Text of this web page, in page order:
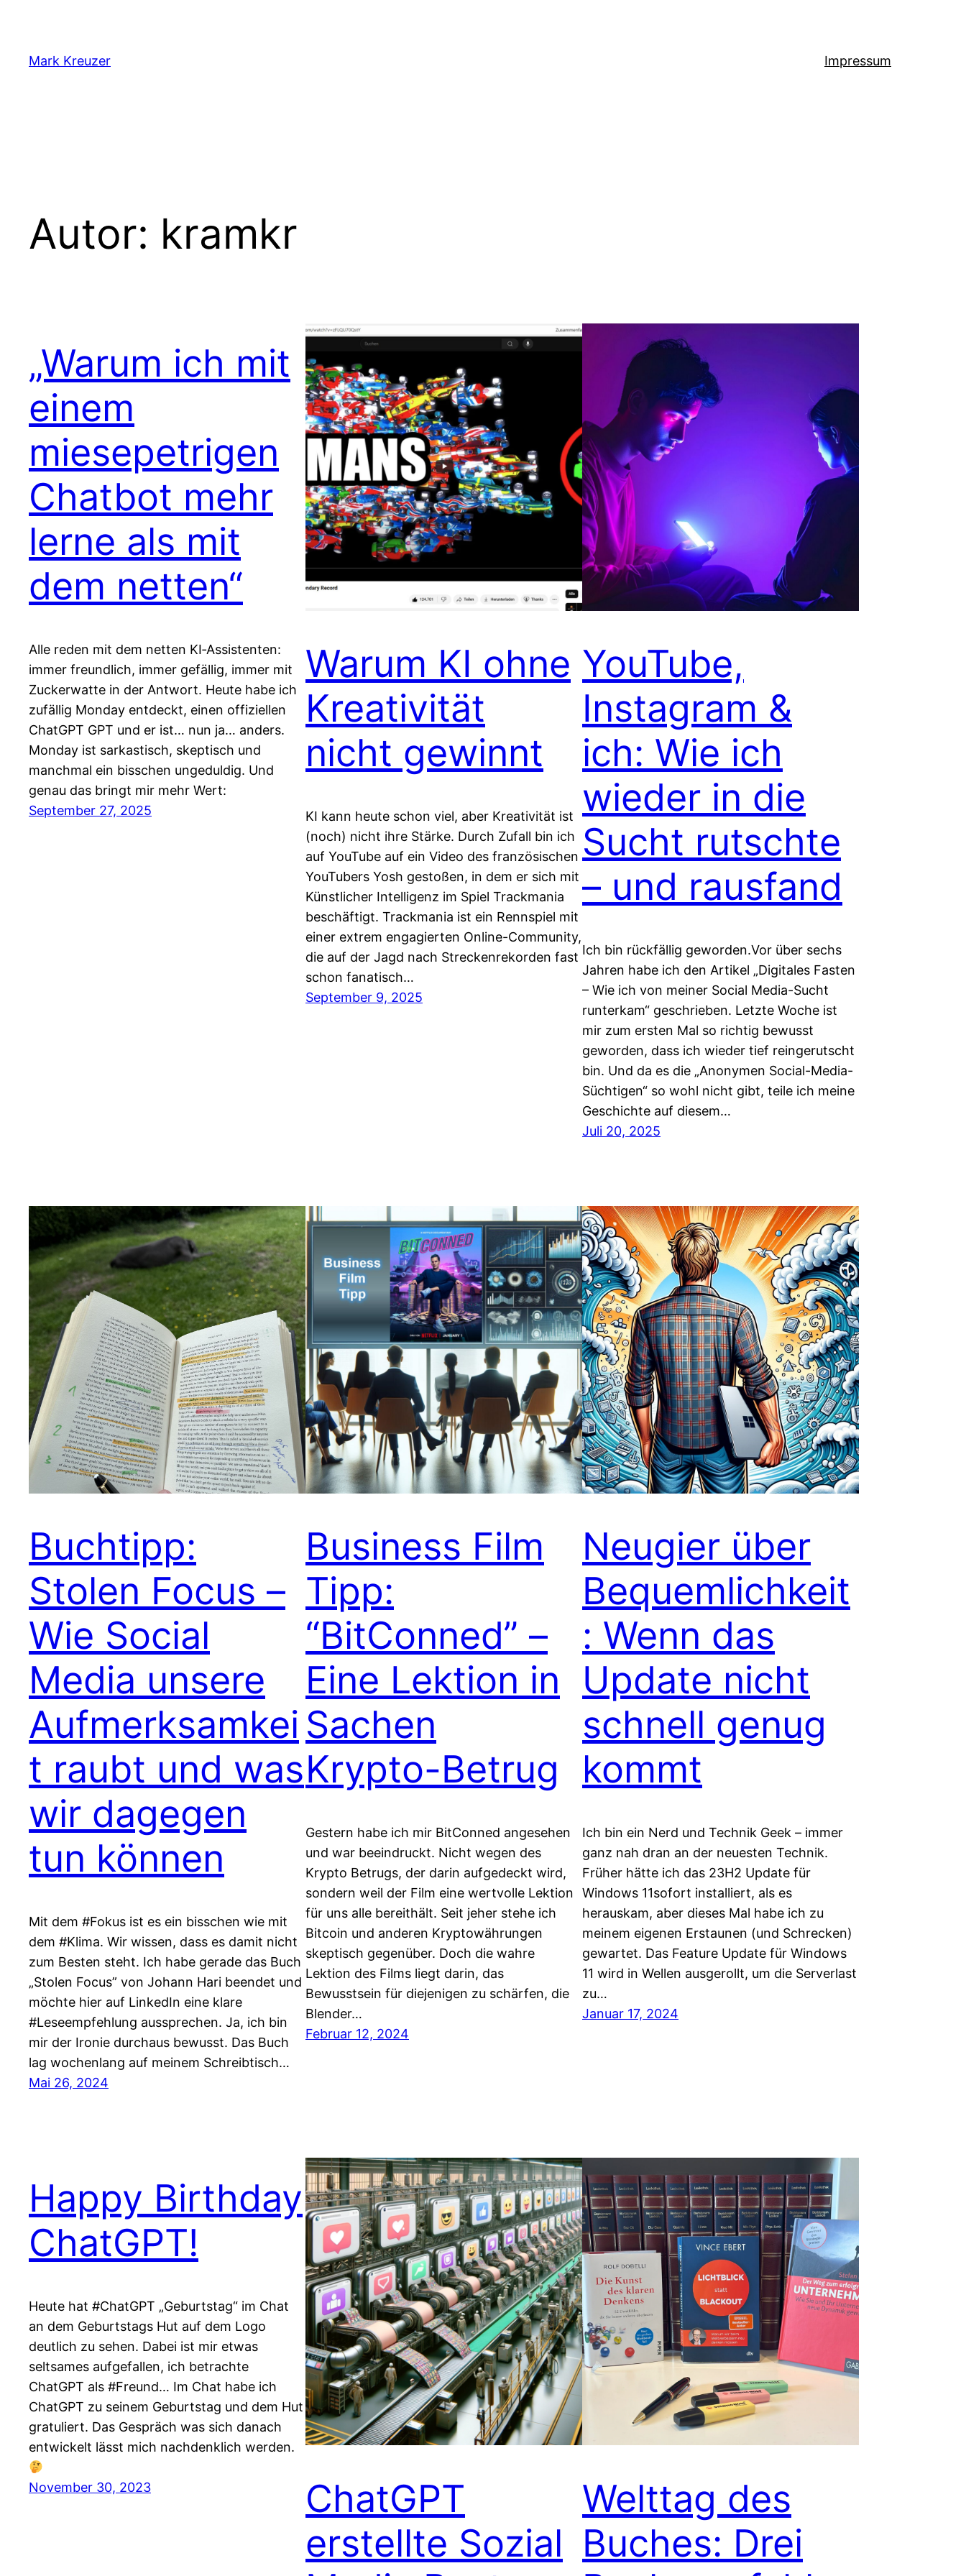
springen
Mark Kreuzer Impressum
Autor: kramkr
„Warum ich mit
einem
miesepetrigen
Chatbot mehr
lerne als mit
dem netten“
Alle reden mit dem netten KI‑Assistenten:
immer freundlich, immer gefällig, immer mit
Zuckerwatte in der Antwort. Heute habe ich
zufällig Monday entdeckt, einen offiziellen
ChatGPT GPT und er ist… nun ja… anders.
Monday ist sarkastisch, skeptisch und
manchmal ein bisschen ungeduldig. Und
genau das bringt mir mehr Wert:
September 27, 2025
Warum KI ohne
Kreativität
nicht gewinnt
KI kann heute schon viel, aber Kreativität ist
(noch) nicht ihre Stärke. Durch Zufall bin ich
auf YouTube auf ein Video des französischen
YouTubers Yosh gestoßen, in dem er sich mit
Künstlicher Intelligenz im Spiel Trackmania
beschäftigt. Trackmania ist ein Rennspiel mit
einer extrem engagierten Online-Community,
die auf der Jagd nach Streckenrekorden fast
schon fanatisch…
September 9, 2025
YouTube,
Instagram &
ich: Wie ich
wieder in die
Sucht rutschte
– und rausfand
Ich bin rückfällig geworden.Vor über sechs
Jahren habe ich den Artikel „Digitales Fasten
– Wie ich von meiner Social Media-Sucht
runterkam“ geschrieben. Letzte Woche ist
mir zum ersten Mal so richtig bewusst
geworden, dass ich wieder tief reingerutscht
bin. Und da es die „Anonymen Social-Media-
Süchtigen“ so wohl nicht gibt, teile ich meine
Geschichte auf diesem…
Juli 20, 2025
Buchtipp:
Stolen Focus –
Wie Social
Media unsere
Aufmerksamkei
t raubt und was
wir dagegen
tun können
Mit dem #Fokus ist es ein bisschen wie mit
dem #Klima. Wir wissen, dass es damit nicht
zum Besten steht. Ich habe gerade das Buch
„Stolen Focus” von Johann Hari beendet und
möchte hier auf LinkedIn eine klare
#Leseempfehlung aussprechen. Ja, ich bin
mir der Ironie durchaus bewusst. Das Buch
lag wochenlang auf meinem Schreibtisch…
Mai 26, 2024
Business Film
Tipp:
“BitConned” –
Eine Lektion in
Sachen
Krypto-Betrug
Gestern habe ich mir BitConned angesehen
und war beeindruckt. Nicht wegen des
Krypto Betrugs, der darin aufgedeckt wird,
sondern weil der Film eine wertvolle Lektion
für uns alle bereithält. Seit jeher stehe ich
Bitcoin und anderen Kryptowährungen
skeptisch gegenüber. Doch die wahre
Lektion des Films liegt darin, das
Bewusstsein für diejenigen zu schärfen, die
Blender…
Februar 12, 2024
Neugier über
Bequemlichkeit
: Wenn das
Update nicht
schnell genug
kommt
Ich bin ein Nerd und Technik Geek – immer
ganz nah dran an der neuesten Technik.
Früher hätte ich das 23H2 Update für
Windows 11sofort installiert, als es
herauskam, aber dieses Mal habe ich zu
meinem eigenen Erstaunen (und Schrecken)
gewartet. Das Feature Update für Windows
11 wird in Wellen ausgerollt, um die Serverlast
zu…
Januar 17, 2024
Happy Birthday
ChatGPT!
Heute hat #ChatGPT „Geburtstag“ im Chat
an dem Geburtstags Hut auf dem Logo
deutlich zu sehen. Dabei ist mir etwas
seltsames aufgefallen, ich betrachte
ChatGPT als #Freund… Im Chat habe ich
ChatGPT zu seinem Geburtstag und dem Hut
gratuliert. Das Gespräch was sich danach
entwickelt lässt mich nachdenklich werden.
November 30, 2023
ChatGPT
erstellte Sozial
Welttag des
Buches: Drei